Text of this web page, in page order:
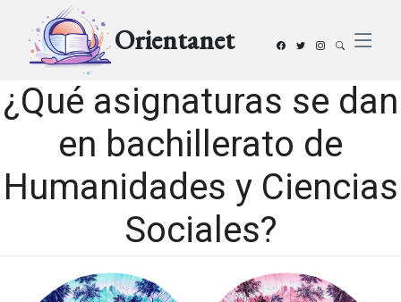
Orientanet
¿Qué asignaturas se dan
en bachillerato de
Humanidades y Ciencias
Sociales?